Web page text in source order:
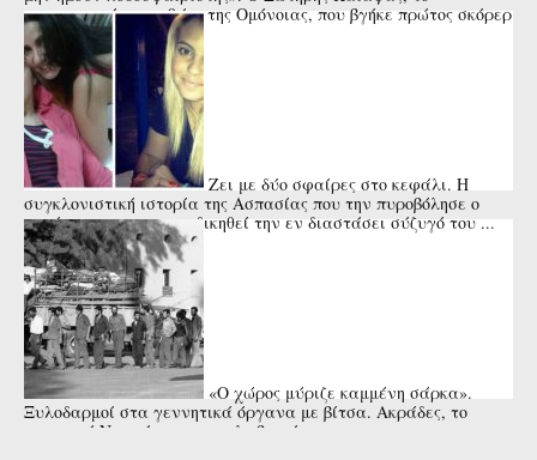
αναντικατάστατο 9άρι της Ομόνοιας, που βγήκε πρώτος σκόρερ
της Ευρώπης και ...
Ζει με δύο σφαίρες στο κεφάλι. Η
συγκλονιστική ιστορία της Ασπασίας που την πυροβόλησε ο
πατέρας της για να εκδικηθεί την εν διαστάσει σύζυγό του ...
«Ο χώρος μύριζε καμμένη σάρκα».
Ξυλοδαρμοί στα γεννητικά όργανα με βίτσα. Ακράδες, το
κυπριακό Νταχάου των εγκλωβισμένων.